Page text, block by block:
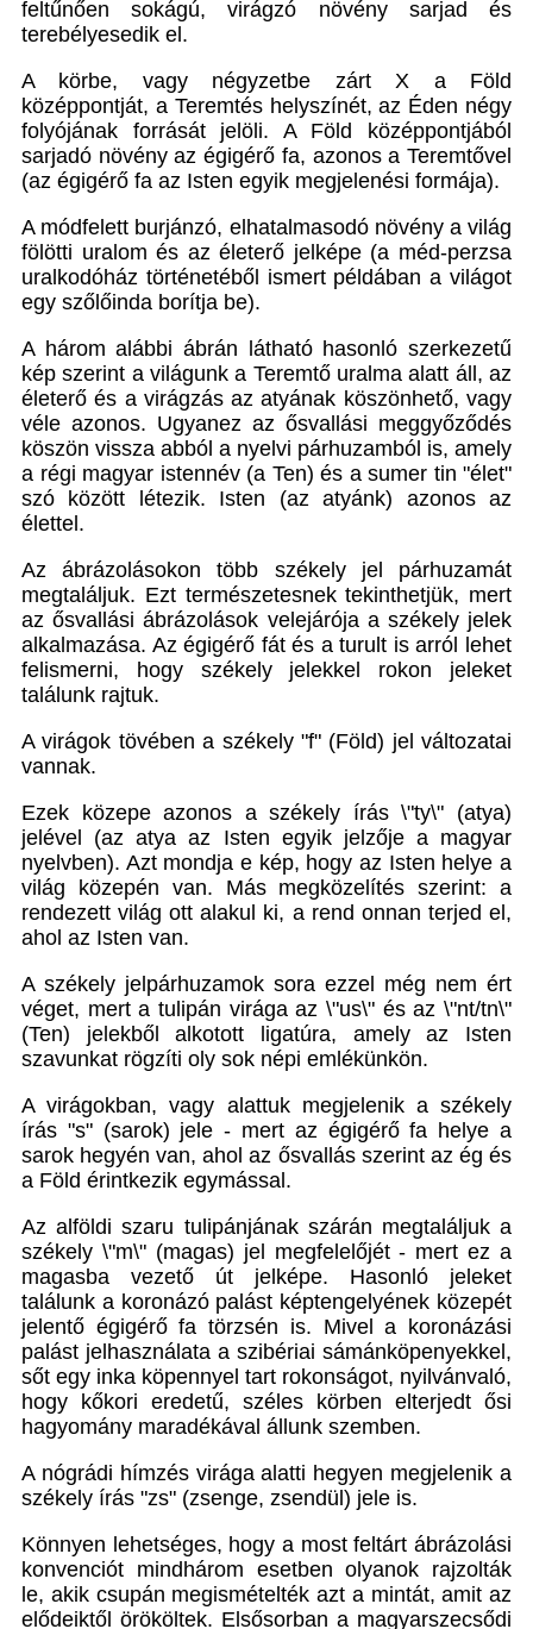
feltűnően sokágú, virágzó növény sarjad és
terebélyesedik el.
A körbe, vagy négyzetbe zárt X a Föld
középpontját, a Teremtés helyszínét, az Éden négy
folyójának forrását jelöli. A Föld középpontjából
sarjadó növény az égigérő fa, azonos a Teremtővel
(az égigérő fa az Isten egyik megjelenési formája).
A módfelett burjánzó, elhatalmasodó növény a világ
fölötti uralom és az életerő jelképe (a méd-perzsa
uralkodóház történetéből ismert példában a világot
egy szőlőinda borítja be).
A három alábbi ábrán látható hasonló szerkezetű
kép szerint a világunk a Teremtő uralma alatt áll, az
életerő és a virágzás az atyának köszönhető, vagy
véle azonos. Ugyanez az ősvallási meggyőződés
köszön vissza abból a nyelvi párhuzamból is, amely
a régi magyar istennév (a Ten) és a sumer tin "élet"
szó között létezik. Isten (az atyánk) azonos az
élettel.
Az ábrázolásokon több székely jel párhuzamát
megtaláljuk. Ezt természetesnek tekinthetjük, mert
az ősvallási ábrázolások velejárója a székely jelek
alkalmazása. Az égigérő fát és a turult is arról lehet
felismerni, hogy székely jelekkel rokon jeleket
találunk rajtuk.
A virágok tövében a székely "f" (Föld) jel változatai
vannak.
Ezek közepe azonos a székely írás \"ty\" (atya)
jelével (az atya az Isten egyik jelzője a magyar
nyelvben). Azt mondja e kép, hogy az Isten helye a
világ közepén van. Más megközelítés szerint: a
rendezett világ ott alakul ki, a rend onnan terjed el,
ahol az Isten van.
A székely jelpárhuzamok sora ezzel még nem ért
véget, mert a tulipán virága az \"us\" és az \"nt/tn\"
(Ten) jelekből alkotott ligatúra, amely az Isten
szavunkat rögzíti oly sok népi emlékünkön.
A virágokban, vagy alattuk megjelenik a székely
írás "s" (sarok) jele - mert az égigérő fa helye a
sarok hegyén van, ahol az ősvallás szerint az ég és
a Föld érintkezik egymással.
Az alföldi szaru tulipánjának szárán megtaláljuk a
székely \"m\" (magas) jel megfelelőjét - mert ez a
magasba vezető út jelképe. Hasonló jeleket
találunk a koronázó palást képtengelyének közepét
jelentő égigérő fa törzsén is. Mivel a koronázási
palást jelhasználata a szibériai sámánköpenyekkel,
sőt egy inka köpennyel tart rokonságot, nyilvánvaló,
hogy kőkori eredetű, széles körben elterjedt ősi
hagyomány maradékával állunk szemben.
A nógrádi hímzés virága alatti hegyen megjelenik a
székely írás "zs" (zsenge, zsendül) jele is.
Könnyen lehetséges, hogy a most feltárt ábrázolási
konvenciót mindhárom esetben olyanok rajzolták
le, akik csupán megismételték azt a mintát, amit az
elődeiktől örököltek. Elsősorban a magyarszecsődi